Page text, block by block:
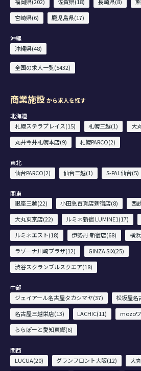
宮崎県(6)
鹿児島県(17)
沖縄
沖縄県(48)
全国の求人一覧(5432)
商業施設から求人を探す
北海道
札幌ステラプレイス(15)
札幌三越(1)
大
丸井今井札幌本店(9)
札幌PARCO(2)
東北
仙台PARCO(2)
仙台三越(1) S-PAL仙台(5)
関東
銀座三越(22)
小田急百貨店新宿店(8)
西
大丸東京店(22)
ルミネ新宿 LUMINE1(17)
ルミネエスト(18)
伊勢丹 新宿店(68)
横
ラゾーナ川崎プラザ(12)
GINZA SIX(25)
渋谷スクランブルスクエア(18)
中部
ジェイアール名古屋タカシマヤ(37)
松坂屋名
名古屋三越栄店(13)
LACHIC(11)
mozo
ららぽーと愛知東郷(6)
関西
LUCUA(20)
グランフロント大阪(12)
大